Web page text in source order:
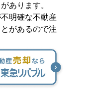
あります。
明確な不動産
があるので注